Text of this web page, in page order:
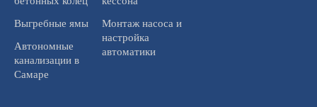
Выгребные ямы
Автономные
канализации в
Самаре
Монтаж насоса и
настройка
автоматики